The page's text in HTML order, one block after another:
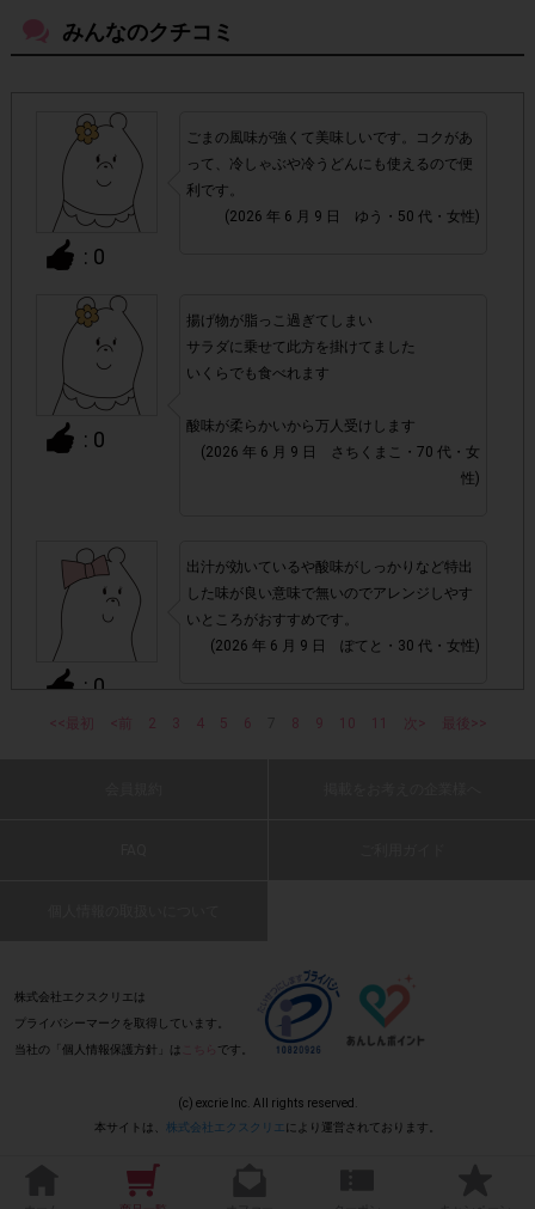
・スマートフォン、携帯電話、タブレットPCにつきまし
て、機種によってはアンケートに回答できない場合がござい
▼ポイント付与対象外
チェックポイントの条件を満たしていない場合
・ECサイトやネットスーパー、リサイクルショップでのご
・1つのアンケートにつき、お1人様あたり複数回の参加が
確認された場合。
株式会社エクスクリエが運営する、レシートを活用したサ
ービスのモニター回答は、1つのアンケートにつき1人1回
の参加とさせていただいております。
号」「購入日時」「対象商品名」「購入個数」「価格」
の全てが記載されていない場合
▼レシート画像について
・画像は、1つのアンケートにつき必ず1枚でお送りくだ
さい。
・レシート以外のものを一緒に撮影しないでください。
（商品本体、新聞、チラシ、柄の背景など）
・レシートのアップロードに時間がかかる場合がございま
みんなのクチコミ
: 0
ごまの風味が強くて美味しいです。コクがあ
って、冷しゃぶや冷うどんにも使えるので便
利です。
(2026 年 6 月 9 日 ゆう・50 代・女性)
: 0
揚げ物が脂っこ過ぎてしまい
サラダに乗せて此方を掛けてました
いくらでも食べれます
酸味が柔らかいから万人受けします
(2026 年 6 月 9 日 さちくまこ・70 代・女
性)
: 0
出汁が効いているや酸味がしっかりなど特出
した味が良い意味で無いのでアレンジしやす
いところがおすすめです。
(2026 年 6 月 9 日 ぽてと・30 代・女性)
: 0
す。トロミがあるのでよくからんで食べやす
いと思いました。
(2026 年 6 月 9 日 ひいらぎ・30 代・女性)
サラダや冷や奴、冷しゃぶ等色々な料理に使
<<最初 <前 2 3 4 5 6 8 9 10 11 次> 最後>>
株式会社エクスクリエは
プライバシーマークを取得しています。
当社の「個人情報保護方針」は
です。
(c) excrie Inc. All rights reserved.
本サイトは、 株式会社エクスクリエにより運営されております。